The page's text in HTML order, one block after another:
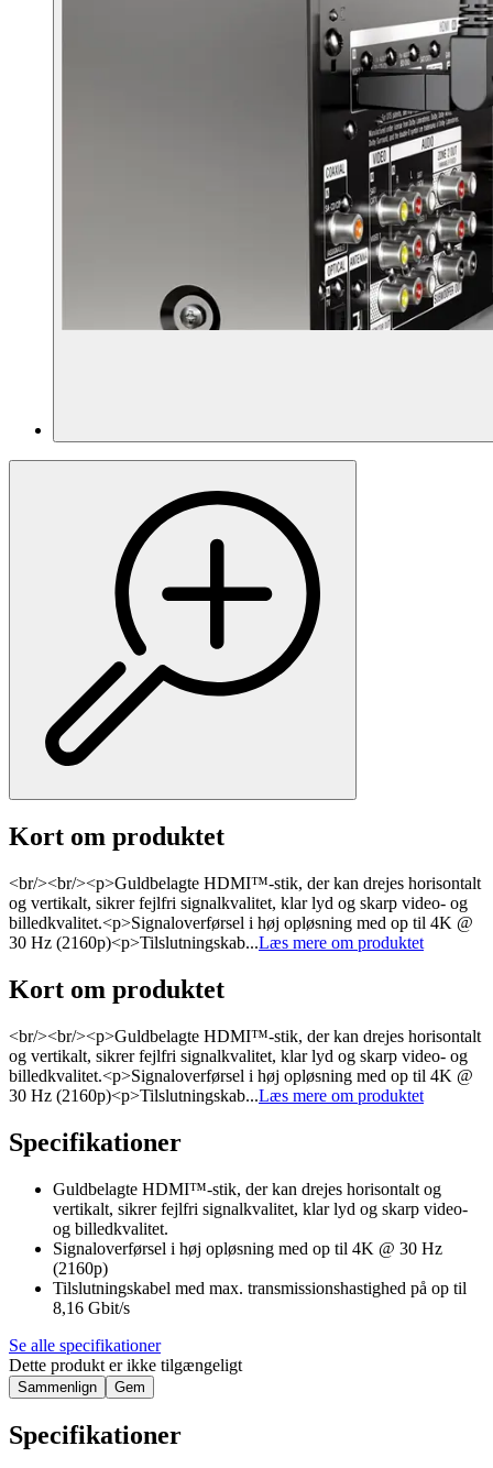
Kort om produktet
<br/><br/><p>Guldbelagte HDMI™-stik, der kan drejes horisontalt
og vertikalt, sikrer fejlfri signalkvalitet, klar lyd og skarp video- og
billedkvalitet.<p>Signaloverførsel i høj opløsning med op til 4K @
30 Hz (2160p)<p>Tilslutningskab...Læs mere om produktet
Kort om produktet
<br/><br/><p>Guldbelagte HDMI™-stik, der kan drejes horisontalt
og vertikalt, sikrer fejlfri signalkvalitet, klar lyd og skarp video- og
billedkvalitet.<p>Signaloverførsel i høj opløsning med op til 4K @
30 Hz (2160p)<p>Tilslutningskab...Læs mere om produktet
Specifikationer
Guldbelagte HDMI™-stik, der kan drejes horisontalt og
vertikalt, sikrer fejlfri signalkvalitet, klar lyd og skarp video-
og billedkvalitet.
Signaloverførsel i høj opløsning med op til 4K @ 30 Hz
(2160p)
Tilslutningskabel med max. transmissionshastighed på op til
8,16 Gbit/s
Se alle specifikationer
Dette produkt er ikke tilgængeligt
Sammenlign Gem
Specifikationer